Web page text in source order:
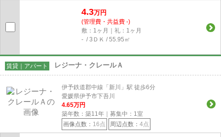
4.3万円
(管理費・共益費 -)
敷：1ヶ月｜礼：1ヶ月
- / 3ＤＫ / 55.95㎡
賃貸｜アパート レジーナ・クレールＡ
伊予鉄道郡中線「新川」駅 徒歩6分
愛媛県伊予市下吾川
4.65万円
築年数：築11年｜募集中： 1室
画像点数： 16点 周辺点数： 4点